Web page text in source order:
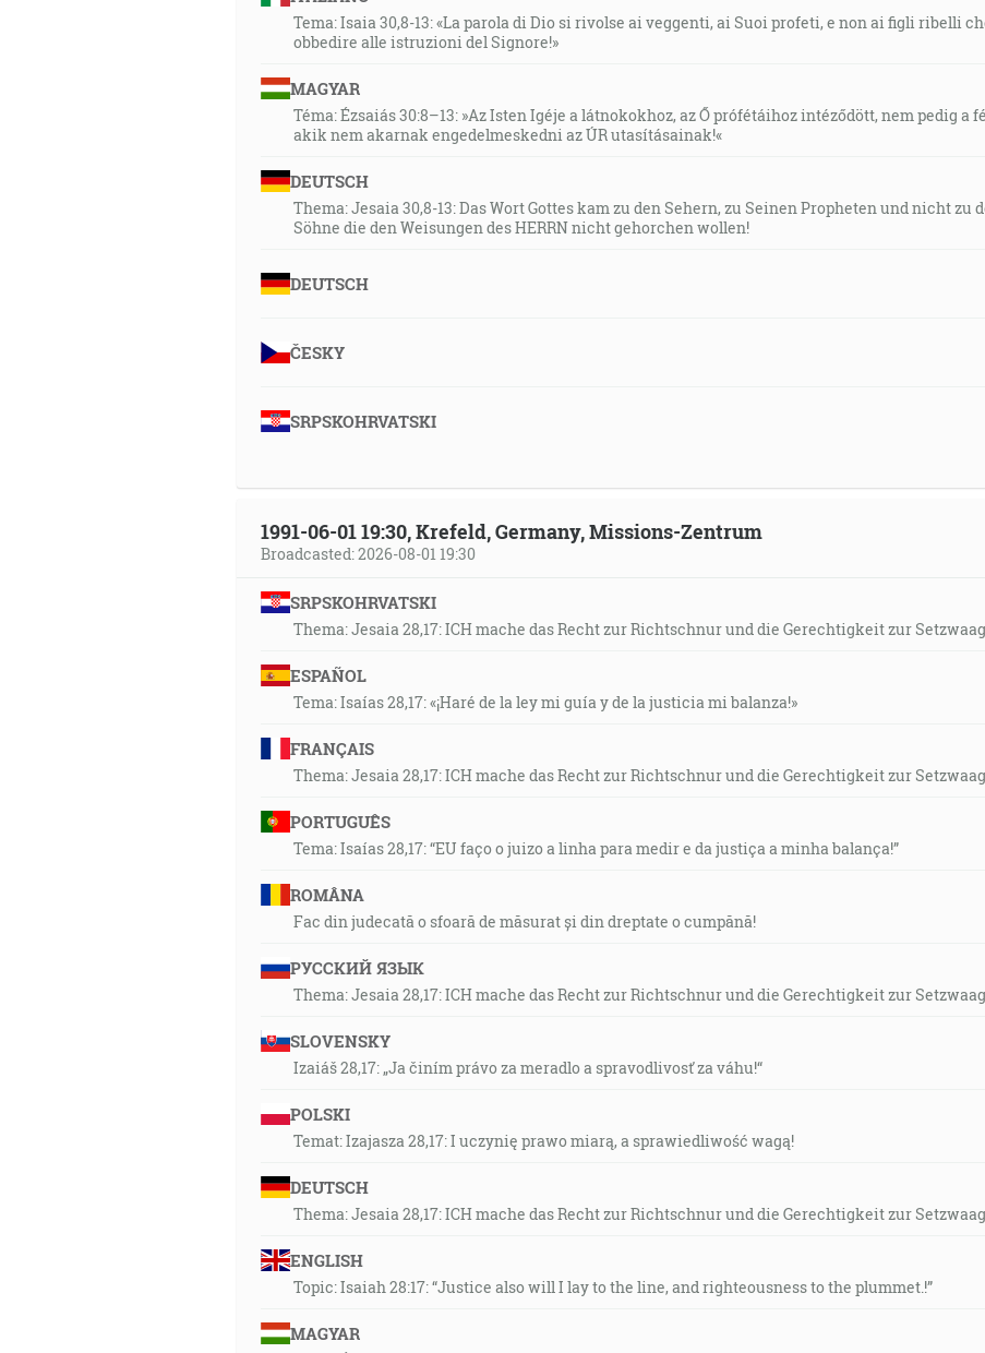
Tema: Isaia 30,8-13: «La parola di Dio si rivolse ai veggenti, ai Suoi profeti, e non ai figli ribelli
obbedire alle istruzioni del Signore!»
MAGYAR
Téma: Ézsaiás 30:8–13: »Az Isten Igéje a látnokokhoz, az Ő prófétáihoz intéződött, nem pedig a
akik nem akarnak engedelmeskedni az ÚR utasításainak!«
DEUTSCH
Thema: Jesaia 30,8-13: Das Wort Gottes kam zu den Sehern, zu Seinen Propheten und nicht zu
Söhne die den Weisungen des HERRN nicht gehorchen wollen!
DEUTSCH
ČESKY
SRPSKOHRVATSKI
1991-06-01 19:30, Krefeld, Germany, Missions-Zentrum
Broadcasted: 2026-08-01 19:30
SRPSKOHRVATSKI
Thema: Jesaia 28,17: ICH mache das Recht zur Richtschnur und die Gerechtigkeit zur
ESPAÑOL
Tema: Isaías 28,17: «¡Haré de la ley mi guía y de la justicia mi balanza!»
FRANÇAIS
Thema: Jesaia 28,17: ICH mache das Recht zur Richtschnur und die Gerechtigkeit zur
PORTUGUÊS
Tema: Isaías 28,17: “EU faço o juizo a linha para medir e da justiça a minha balança!”
ROMÂNA
Fac din judecată o sfoară de măsurat și din dreptate o cumpănă!
РУССКИЙ ЯЗЫК
Thema: Jesaia 28,17: ICH mache das Recht zur Richtschnur und die Gerechtigkeit zur
SLOVENSKY
Izaiáš 28,17: „Ja činím právo za meradlo a spravodlivosť za váhu!“
POLSKI
Temat: Izajasza 28,17: I uczynię prawo miarą, a sprawiedliwość wagą!
DEUTSCH
Thema: Jesaia 28,17: ICH mache das Recht zur Richtschnur und die Gerechtigkeit zur
ENGLISH
Topic: Isaiah 28:17: “Justice also will I lay to the line, and righteousness to the plummet.!”
MAGYAR